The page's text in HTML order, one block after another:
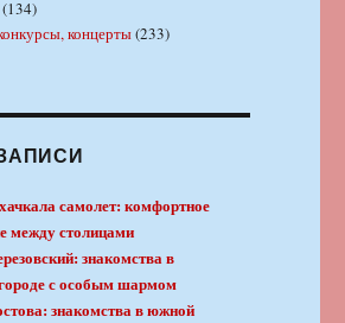
(134)
концерты(233)
самолет: комфортное
между столицами
знакомства в
с особым шармом
знакомства в южной